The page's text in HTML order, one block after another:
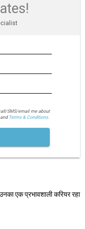
SMS/email me about
Terms & Conditions.
एक प्रभावशाली करियर रहा